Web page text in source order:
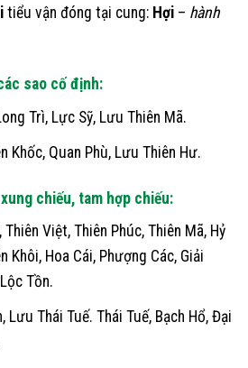
tiểu vận đóng tại cung: Hợi – hành
sao cố định:
Trì, Lực Sỹ, Lưu Thiên Mã.
Khốc, Quan Phù, Lưu Thiên Hư.
chiếu, tam hợp chiếu:
Việt, Thiên Phúc, Thiên Mã, Hỷ
Khôi, Hoa Cái, Phượng Các, Giải
Tồn.
Lưu Thái Tuế. Thái Tuế, Bạch Hổ, Đại